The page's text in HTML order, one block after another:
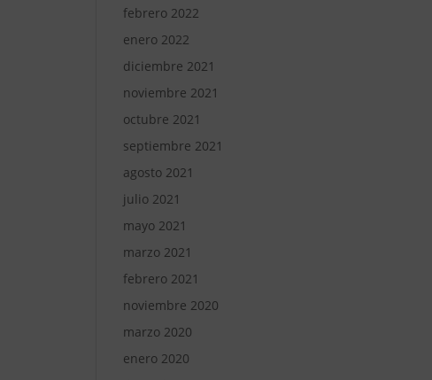
febrero 2022
enero 2022
diciembre 2021
noviembre 2021
octubre 2021
septiembre 2021
agosto 2021
julio 2021
mayo 2021
marzo 2021
febrero 2021
noviembre 2020
marzo 2020
enero 2020